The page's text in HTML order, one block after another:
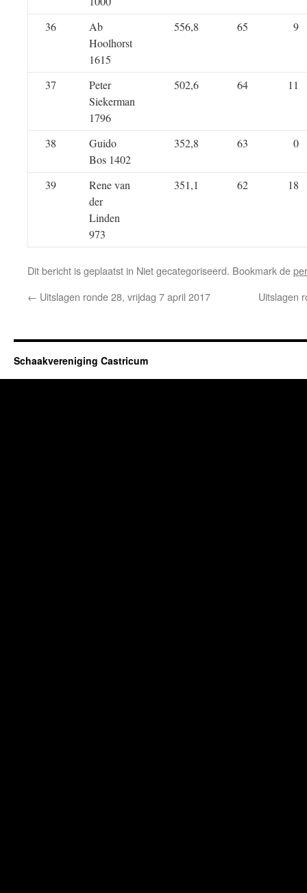
36
Ab
Hoolhorst
1615
556,8 65 9
37
Peter
Siekerman
1796
502,6 64 11
38
Guido
Bos 1402
352,8 63 0
39
Rene van
der
Linden
973
351,1 62 18
Dit bericht is geplaatst in Niet gecategoriseerd. Bookmark de
← Uitslagen ronde 28, vrijdag 7 april 2017 Uitslagen
Schaakvereniging Castricum